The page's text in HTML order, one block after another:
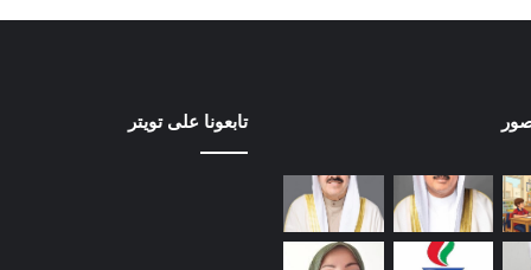
تابعونا على تويتر